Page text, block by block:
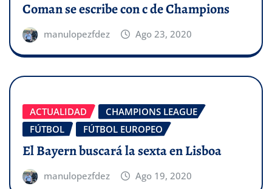
Coman se escribe con c de Champions
manulopezfdez Ago 23, 2020
ACTUALIDAD
CHAMPIONS LEAGUE
FÚTBOL
FÚTBOL EUROPEO
El Bayern buscará la sexta en Lisboa
manulopezfdez Ago 19, 2020